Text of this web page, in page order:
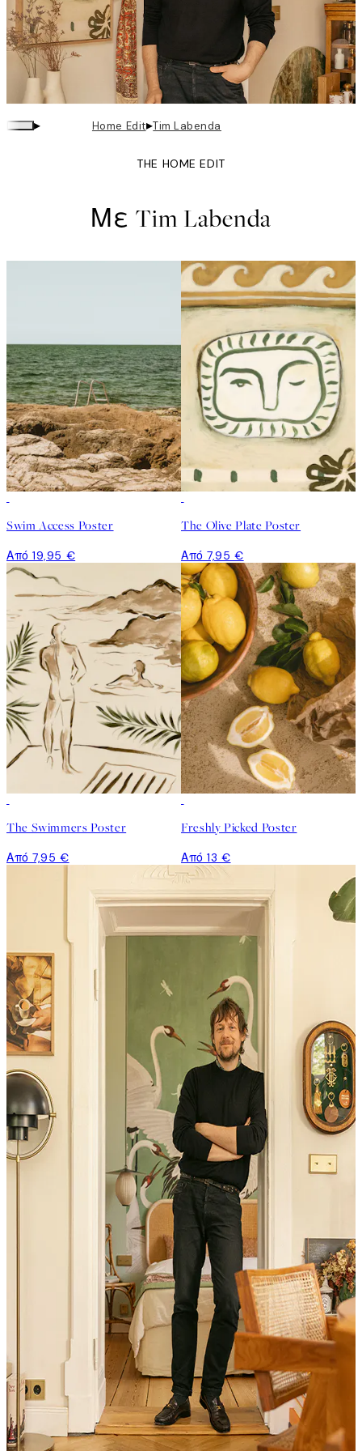
▸ Home Edit▸Tim Labenda
THE HOME EDIT
Με Tim Labenda
Swim Access Poster
Από 19,95 €
The Olive Plate Poster
Από 7,95 €
The Swimmers Poster
Από 7,95 €
Freshly Picked Poster
Από 13 €